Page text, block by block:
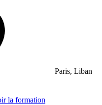
Paris, Liban
la formation